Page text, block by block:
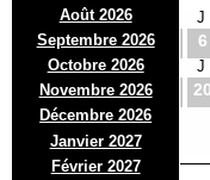
Août 2026
Septembre 2026
Octobre 2026
Novembre 2026
Décembre 2026
Janvier 2027
Février 2027
D
2
L
3
M
4
J
6
D
16
L
17
M
18
J
20
D
30
L
31